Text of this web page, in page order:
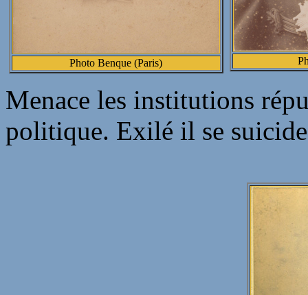
Photo Benque (Paris)
Menace les institutions
politique. Exilé il se